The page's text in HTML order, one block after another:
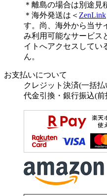
＊離島の場合は別途見
＊海外発送は＜ ZenLink
す。尚、海外から当サ
み利用可能なサービス
イトへアクセスしてい
ん。
お支払いについて
クレジット決済(一括払
代金引換・銀行振込(前